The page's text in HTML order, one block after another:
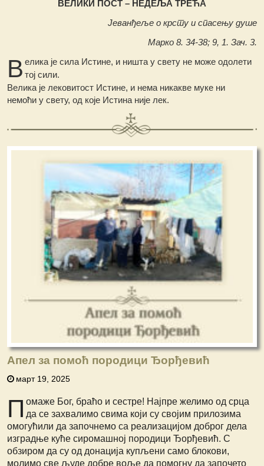
ВЕЛИКИ ПОСТ – НЕДЕЉА ТРЕЋА
Јеванђеље о крсту и спасењу душе
Марко 8. 34-38; 9, 1. Зач. 3.
В елика је сила Истине, и ништа у свету не може одолети
тој сили.
Велика је лековитост Истине, и нема никакве муке ни
немоћи у свету, од које Истина није лек.
Апел за помоћ породици Ђорђевић
март 19, 2025
П омаже Бог, браћо и сестре! Најпре желимо од срца
да се захвалимо свима који су својим прилозима
омогућили да започнемо са реализацијом доброг дела
изградње куће сиромашној породици Ђорђевић. С
обзиром да су од донација купљени само блокови,
молимо све људе добре воље да помогну да започето